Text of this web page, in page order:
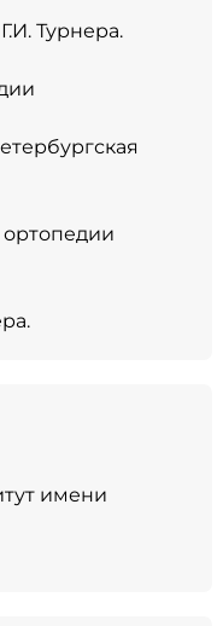
Турнера.
ортопедии
имени